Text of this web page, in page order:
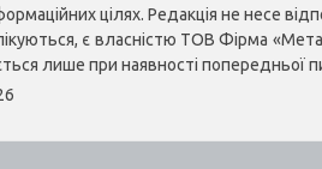
цілях. Редакція не несе
є власністю ТОВ Фірма
лише при наявності попередньої